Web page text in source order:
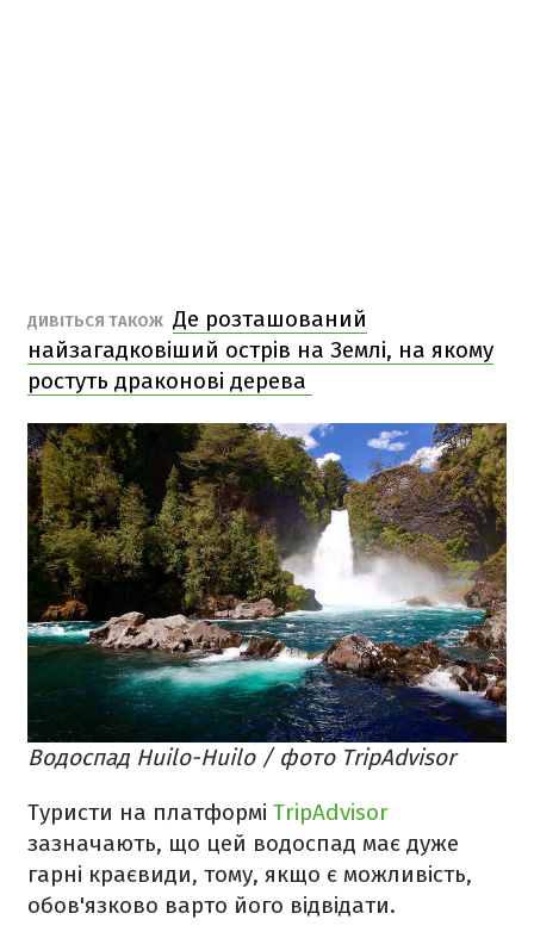
ДИВІТЬСЯ ТАКОЖ Де розташований
найзагадковіший острів на Землі, на якому
ростуть драконові дерева
Водоспад Huilo-Huilo / фото TripAdvisor
Туристи на платформі TripAdvisor
зазначають, що цей водоспад має дуже
гарні краєвиди, тому, якщо є можливість,
обов'язково варто його відвідати.